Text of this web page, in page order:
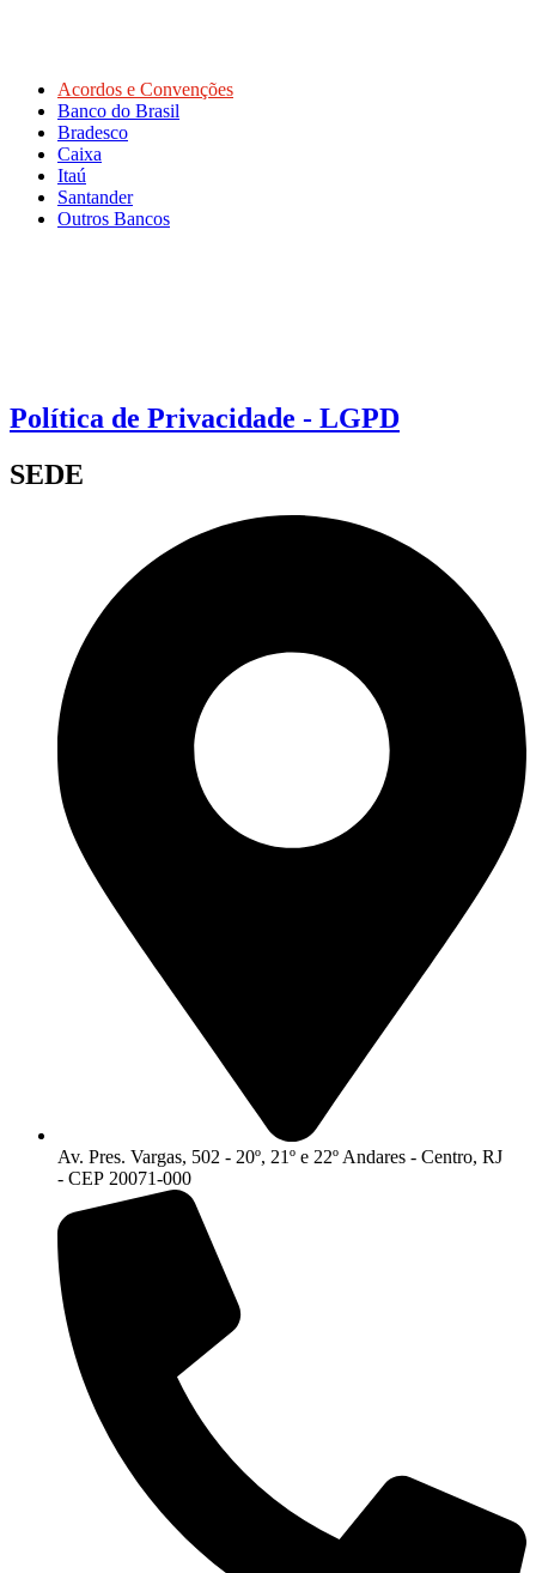
Acordos e Convenções
Banco do Brasil
Bradesco
Caixa
Itaú
Santander
Outros Bancos
Política de Privacidade - LGPD
SEDE
Av. Pres. Vargas, 502 - 20º, 21º e 22º Andares - Centro, RJ
- CEP 20071-000